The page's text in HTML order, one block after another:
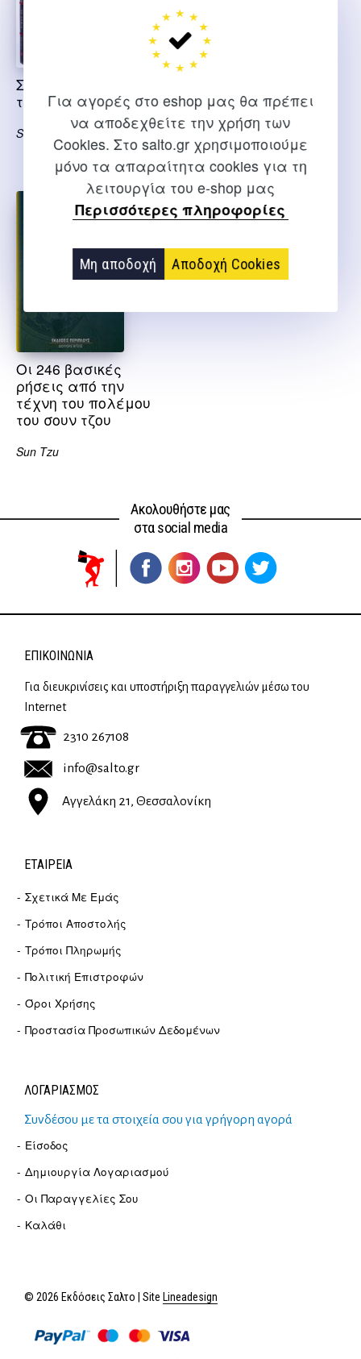
Για αγορές στο eshop μας θα πρέπει
να αποδεχθείτε την χρήση των
Cookies. Στο salto.gr χρησιμοποιούμε
μόνο τα απαραίτητα cookies για τη
λειτουργία του e-shop μας
Περισσότερες πληροφορίες
Μη αποδοχή Αποδοχή Cookies
Σουν Τζου η τέχνη
του πολέμου
Sun Tzu
πολέμου για
στελέχη
επιχειρήσεων
Krause D.
Οι 246 βασικές
ρήσεις από την
τέχνη του πολέμου
του σουν τζου
Sun Tzu
Ακολουθήστε μας
στα social media
ΕΠΙΚΟΙΝΩΝΊΑ
Για διευκρινίσεις και υποστήριξη παραγγελιών μέσω του
Internet
2310 267108
info@salto.gr
Αγγελάκη 21, Θεσσαλονίκη
ΕΤΑΙΡΕΊΑ
Σχετικά Με Εμάς
Τρόποι Αποστολής
Τρόποι Πληρωμής
Πολιτική Επιστροφών
Όροι Χρήσης
Προστασία Προσωπικών Δεδομένων
ΛΟΓΑΡΙΑΣΜΟΣ
Συνδέσου με τα στοιχεία σου για γρήγορη αγορά
Είσοδος
Δημιουργία Λογαριασμού
Οι Παραγγελίες Σου
Καλάθι
© 2026 Εκδόσεις Σαλτο | Site Lineadesign